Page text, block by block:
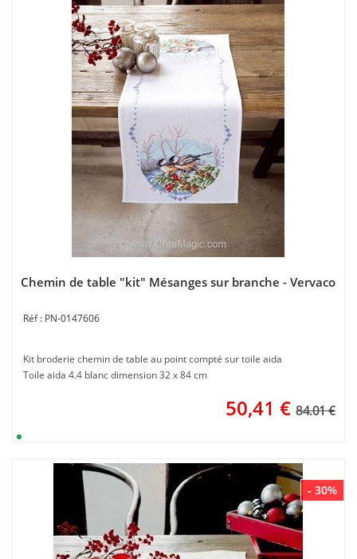
Chemin de table "kit" Mésanges sur branche - Vervaco
PN-0147606
Kit broderie chemin de table au point compté sur toile aida
Toile aida 4.4 blanc dimension 32 x 84 cm
50,41 € 84.01 €
- 30%